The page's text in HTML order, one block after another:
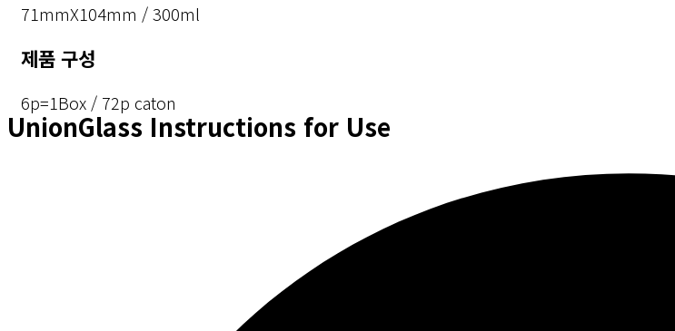
71mmX104mm / 300ml
제품 구성
6p=1Box / 72p caton
UnionGlass Instructions for Use